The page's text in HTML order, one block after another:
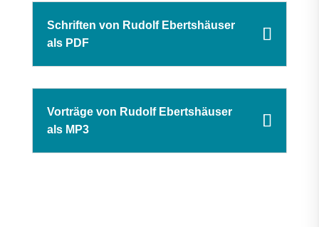
Schriften von Rudolf Ebertshäuser
als PDF
Vorträge von Rudolf Ebertshäuser
als MP3